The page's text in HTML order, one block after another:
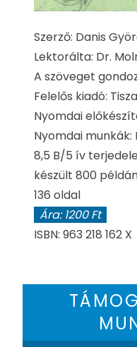
Szerző: Danis
Lektorálta: Dr.
A szöveget
Felelős kiadó:
Nyomdai
Nyomdai munkák:
8,5 B/5 ív
készült 800
136 oldal
Ára: 1200 Ft
ISBN: 963 218 162 X